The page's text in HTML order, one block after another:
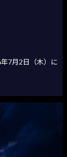
7月2日（木）に